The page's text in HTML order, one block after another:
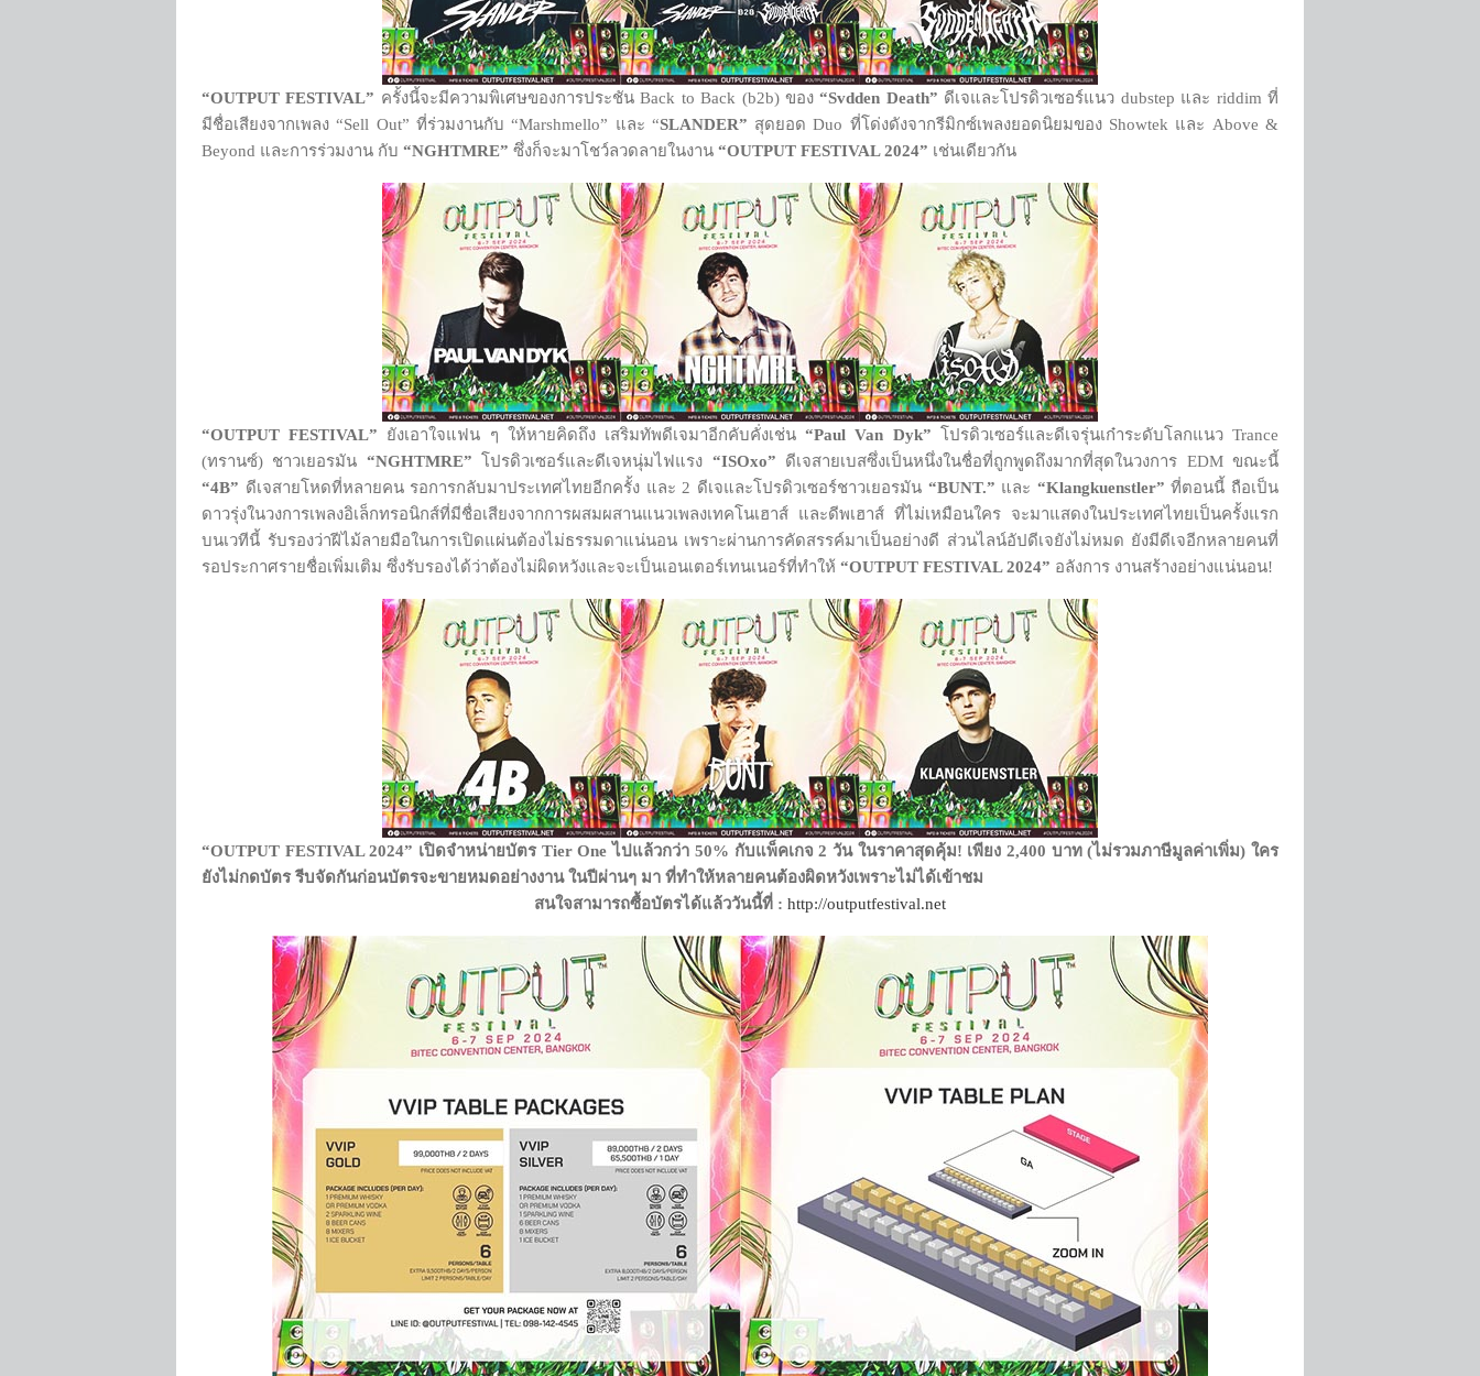
“OUTPUT FESTIVAL” ครั้งนี้จะมีความพิเศษของการประชัน Back to Back (b2b) ของ“Svdden Death” ดีเจและโปรดิวเซอร์แนว dubstep และ riddim ที่
มีชื่อเสียงจากเพลง “Sell Out” ที่ร่วมงานกับ “Marshmello” และ “SLANDER” สุดยอด Duo ที่โด่งดังจากรีมิกซ์เพลงยอดนิยมของ Showtek และ Above &
Beyond และการร่วมงาน กับ “NGHTMRE” ซึ่งก็จะมาโชว์ลวดลายในงาน “OUTPUT FESTIVAL 2024” เช่นเดียวกัน
“OUTPUT FESTIVAL” ยังเอาใจแฟน ๆ ให้หายคิดถึง เสริมทัพดีเจมาอีกคับคั่งเช่น“Paul Van Dyk” โปรดิวเซอร์และดีเจรุ่นเก๋าระดับโลกแนว Trance
(ทรานซ์) ชาวเยอรมัน “NGHTMRE” โปรดิวเซอร์และดีเจหนุ่มไฟแรง “ISOxo” ดีเจสายเบสซึ่งเป็นหนึ่งในชื่อที่ถูกพูดถึงมากที่สุดในวงการ EDM ขณะนี้
“4B” ดีเจสายโหดที่หลายคน รอการกลับมาประเทศไทยอีกครั้ง และ 2 ดีเจและโปรดิวเซอร์ชาวเยอรมัน “BUNT.” และ “Klangkuenstler” ที่ตอนนี้ ถือเป็น
ดาวรุ่งในวงการเพลงอิเล็กทรอนิกส์ที่มีชื่อเสียงจากการผสมผสานแนวเพลงเทคโนเฮาส์ และดีพเฮาส์ ที่ไม่เหมือนใคร จะมาแสดงในประเทศไทยเป็นครั้งแรก
บนเวทีนี้ รับรองว่าฝีไม้ลายมือในการเปิดแผ่นต้องไม่ธรรมดาแน่นอน เพราะผ่านการคัดสรรค์มาเป็นอย่างดี ส่วนไลน์อัปดีเจยังไม่หมด ยังมีดีเจอีกหลายคนที่
รอประกาศรายชื่อเพิ่มเติม ซึ่งรับรองได้ว่าต้องไม่ผิดหวังและจะเป็นเอนเตอร์เทนเนอร์ที่ทำให้ “OUTPUT FESTIVAL 2024” อลังการ งานสร้างอย่างแน่นอน!
“OUTPUT FESTIVAL 2024” เปิดจำหน่ายบัตร Tier One ไปแล้วกว่า 50% กับแพ็คเกจ 2 วัน ในราคาสุดคุ้ม! เพียง 2,400 บาท (ไม่รวมภาษีมูลค่าเพิ่ม) ใคร
ยังไม่กดบัตร รีบจัดกันก่อนบัตรจะขายหมดอย่างงาน ในปีผ่านๆ มา ที่ทำให้หลายคนต้องผิดหวังเพราะไม่ได้เข้าชม
สนใจสามารถซื้อบัตรได้แล้ววันนี้ที่ : http://outputfestival.net